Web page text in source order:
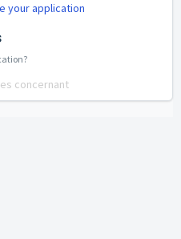
your application
concernant